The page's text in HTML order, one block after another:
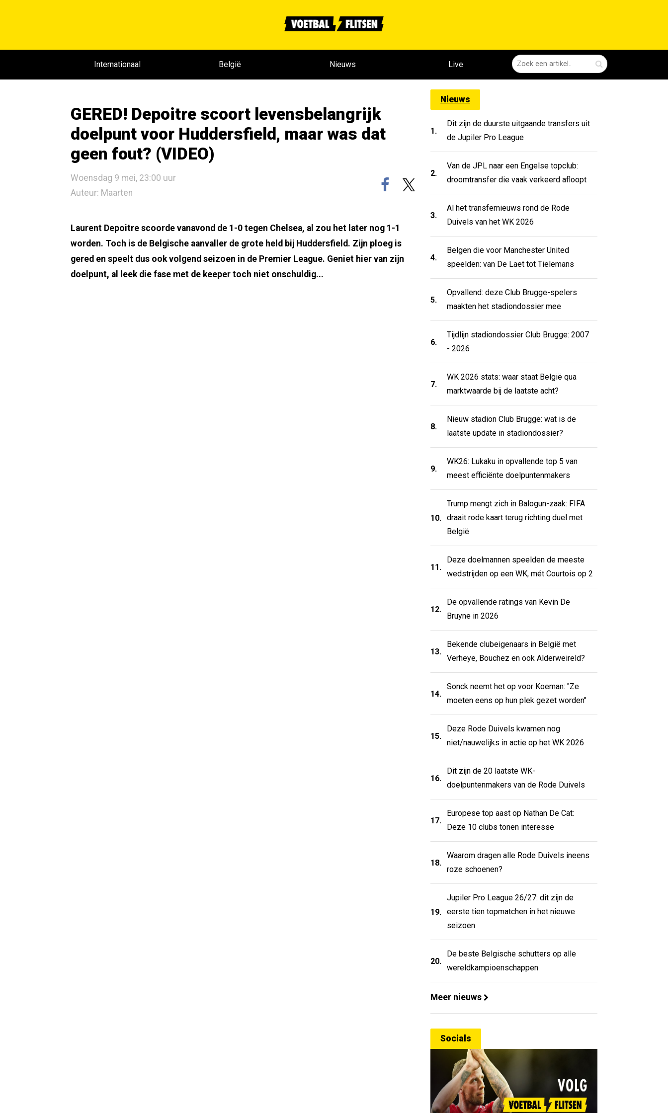
Internationaal België Nieuws Live
GERED! Depoitre scoort levensbelangrijk
doelpunt voor Huddersfield, maar was dat
geen fout? (VIDEO)
Woensdag 9 mei, 23:00 uur
Auteur: Maarten
Laurent Depoitre scoorde vanavond de 1-0 tegen Chelsea, al zou het later nog 1-1
worden. Toch is de Belgische aanvaller de grote held bij Huddersfield. Zijn ploeg is
gered en speelt dus ook volgend seizoen in de Premier League. Geniet hier van zijn
doelpunt, al leek die fase met de keeper toch niet onschuldig...
Nieuws
1.
Dit zijn de duurste uitgaande transfers uit
de Jupiler Pro League
2.
Van de JPL naar een Engelse topclub:
droomtransfer die vaak verkeerd afloopt
3.
Al het transfernieuws rond de Rode
Duivels van het WK 2026
4.
Belgen die voor Manchester United
speelden: van De Laet tot Tielemans
5.
Opvallend: deze Club Brugge-spelers
maakten het stadiondossier mee
6.
Tijdlijn stadiondossier Club Brugge: 2007
- 2026
7.
WK 2026 stats: waar staat België qua
marktwaarde bij de laatste acht?
8.
Nieuw stadion Club Brugge: wat is de
laatste update in stadiondossier?
9.
WK26: Lukaku in opvallende top 5 van
meest efficiënte doelpuntenmakers
10.
Trump mengt zich in Balogun-zaak: FIFA
draait rode kaart terug richting duel met
België
11.
Deze doelmannen speelden de meeste
wedstrijden op een WK, mét Courtois op 2
12.
De opvallende ratings van Kevin De
Bruyne in 2026
13.
Bekende clubeigenaars in België met
Verheye, Bouchez en ook Alderweireld?
14.
Sonck neemt het op voor Koeman: "Ze
moeten eens op hun plek gezet worden"
15.
Deze Rode Duivels kwamen nog
niet/nauwelijks in actie op het WK 2026
16.
Dit zijn de 20 laatste WK-
doelpuntenmakers van de Rode Duivels
17.
Europese top aast op Nathan De Cat:
Deze 10 clubs tonen interesse
18.
Waarom dragen alle Rode Duivels ineens
roze schoenen?
19.
Jupiler Pro League 26/27: dit zijn de
eerste tien topmatchen in het nieuwe
seizoen
20.
De beste Belgische schutters op alle
wereldkampioenschappen
Meer nieuws
Socials